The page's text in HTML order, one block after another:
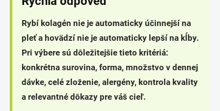
Rybí kolagén nie je automaticky účinnejší na
pleť a hovädzí nie je automaticky lepší na kĺby.
Pri výbere sú dôležitejšie tieto kritériá:
konkrétna surovina, forma, množstvo v dennej
dávke, celé zloženie, alergény, kontrola kvality
a relevantné dôkazy pre váš cieľ.